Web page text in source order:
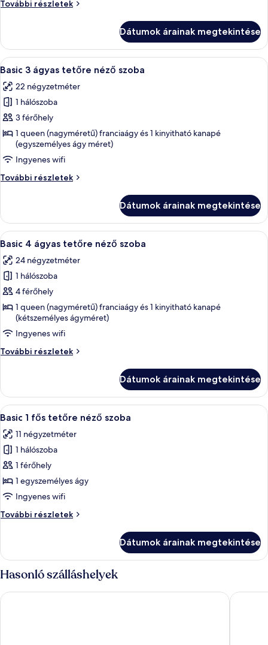
ágyas
szoba
További részletek
Standard
néző
szoba
további
Dátumok árainak megtekintése
A
következő
szoba
összes
képének
megtekintése:
Basic
3
ágyas
szoba
Egy kétágyas szoba, amelyben van
9
Basic 3 ágyas tetőre néző szoba
22 négyzetméter
1 hálószoba
3 férőhely
1 queen (nagyméretű) franciaágy és 1 kinyitható kanapé
(egyszemélyes ágy méret)
Ingyenes wifi
További részletek
Basic
néző
szoba
további
Dátumok árainak megtekintése
A
következő
szoba
összes
képének
megtekintése:
Basic
4
ágyas
szoba
Egy szállodai szoba, amelyben
7
Basic 4 ágyas tetőre néző szoba
24 négyzetméter
1 hálószoba
4 férőhely
1 queen (nagyméretű) franciaágy és 1 kinyitható kanapé
(kétszemélyes ágyméret)
Ingyenes wifi
További részletek
Basic
néző
szoba
további
Dátumok árainak megtekintése
A
következő
szoba
összes
képének
megtekintése:
Basic
fős
szoba
Egy szállodai szoba, amelyben
6
Basic 1 fős tetőre néző szoba
11 négyzetméter
1 hálószoba
1 férőhely
1 egyszemélyes ágy
Ingyenes wifi
További részletek
Basic
néző
szoba
további
részletei
Dátumok árainak megtekintése
Hasonló szálláshelyek
Hotel Yacht Wellness & Business